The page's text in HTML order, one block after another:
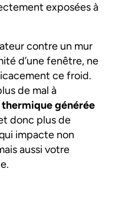
exposées à
contre un mur
d’une fenêtre, ne
ce froid.
de mal à
générée
donc plus de
impacte non
aussi votre